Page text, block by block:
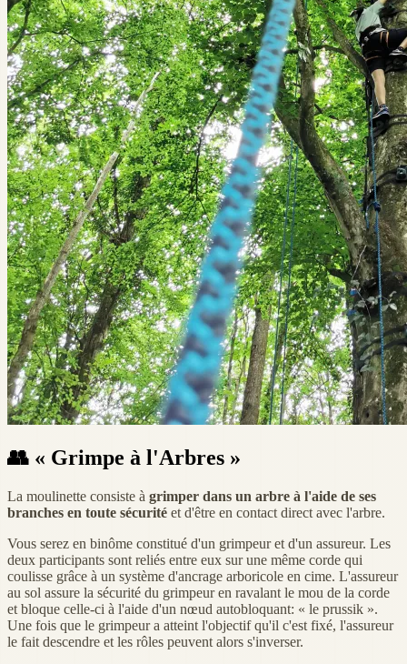
👥 « Grimpe à l'Arbres »
La moulinette consiste à grimper dans un arbre à l'aide de ses
branches en toute sécurité et d'être en contact direct avec l'arbre.
Vous serez en binôme constitué d'un grimpeur et d'un assureur. Les
deux participants sont reliés entre eux sur une même corde qui
coulisse grâce à un système d'ancrage arboricole en cime. L'assureur
au sol assure la sécurité du grimpeur en ravalant le mou de la corde
et bloque celle-ci à l'aide d'un nœud autobloquant: « le prussik ».
Une fois que le grimpeur a atteint l'objectif qu'il c'est fixé, l'assureur
le fait descendre et les rôles peuvent alors s'inverser.